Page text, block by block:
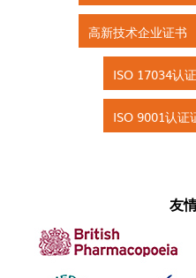
高新技术企业证书
ISO 17034认
ISO 9001认证
友